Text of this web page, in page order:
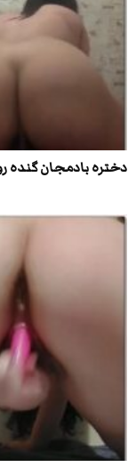
دختره بادمجان گنده